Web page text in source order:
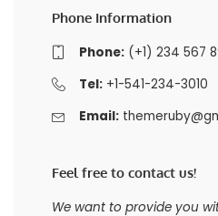
Phone Information
Phone:(+1) 234 567
Tel:+1-541-234-3010
Email:
Feel free to contact us!
We want to provide you